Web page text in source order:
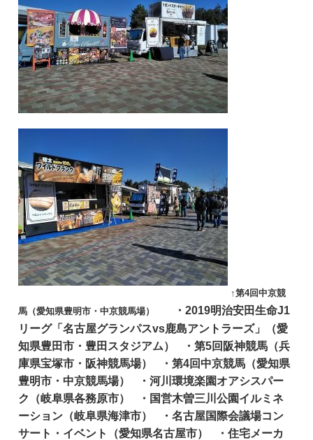
↑第4回中京競
馬（愛知県豊明市・中京競馬場）
・2019明治安田生命J1
リーグ「名古屋グランパスvs鹿島アントラーズ」（愛
知県豊田市・豊田スタジアム） ・第5回阪神競馬（兵
庫県宝塚市・阪神競馬場） ・第4回中京競馬（愛知県
豊明市・中京競馬場） ・河川環境楽園オアシスパー
ク（岐阜県各務原市） ・国営木曽三川公園イルミネ
ーション（岐阜県海津市） ・名古屋国際会議場コン
サート・イベント（愛知県名古屋市） ・住宅メーカ